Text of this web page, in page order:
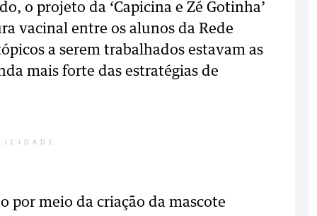
o projeto da ‘Capicina e Zé Gotinha’
vacinal entre os alunos da Rede
a serem trabalhados estavam as
mais forte das estratégias de
por meio da criação da mascote